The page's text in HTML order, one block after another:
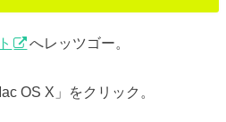
へレッツゴー。
OS X」をクリック。